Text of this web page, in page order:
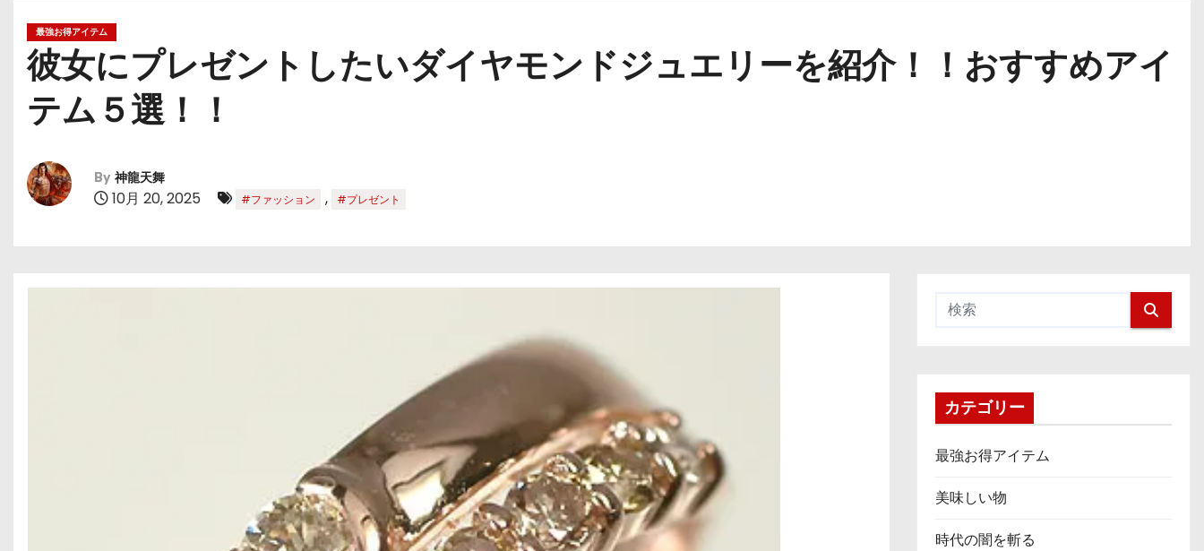
最強お得アイテム
彼女にプレゼントしたいダイヤモンドジュエリーを紹介！！おすすめアイ
テム５選！！
By 神龍天舞
10月 20, 2025 #ファッション , #プレゼント
カテゴリー
最強お得アイテム
美味しい物
時代の闇を斬る